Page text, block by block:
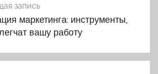
запись
маркетинга: инструменты,
вашу работу